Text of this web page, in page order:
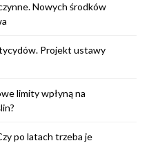
Nowych środków
Projekt ustawy
limity wpłyną na
po latach trzeba je